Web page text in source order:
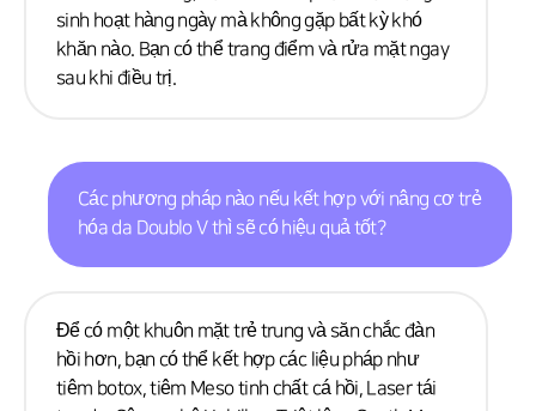
sinh hoạt hàng ngày mà không gặp bất kỳ khó
khăn nào. Bạn có thể trang điểm và rửa mặt ngay
sau khi điều trị.
Các phương pháp nào nếu kết hợp với nâng cơ trẻ
hóa da Doublo V thì sẽ có hiệu quả tốt?
Để có một khuôn mặt trẻ trung và săn chắc đàn
hồi hơn, bạn có thể kết hợp các liệu pháp như
tiêm botox, tiêm Meso tinh chất cá hồi, Laser tái